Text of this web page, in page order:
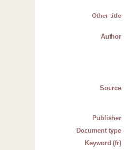
Other title
Author
Source
Publisher
Document type
Keyword (fr)